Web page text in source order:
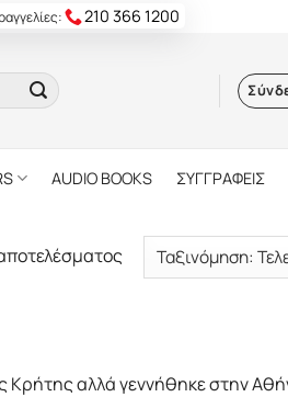
210 366 1200
AUDIO BOOKS ΣΥΓΓΡΑΦΕΙΣ
Κρήτης αλλά γεννήθηκε στην